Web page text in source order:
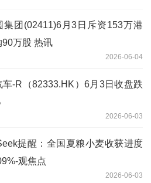
停复牌公告
集团(02411)6月3日斥资153万港
90万股 热讯
2026-06-04
车-R（82333.HK）6月3日收盘跌
2026-06-03
提醒：全国夏粮小麦收获进度
观焦点
2026-06-03